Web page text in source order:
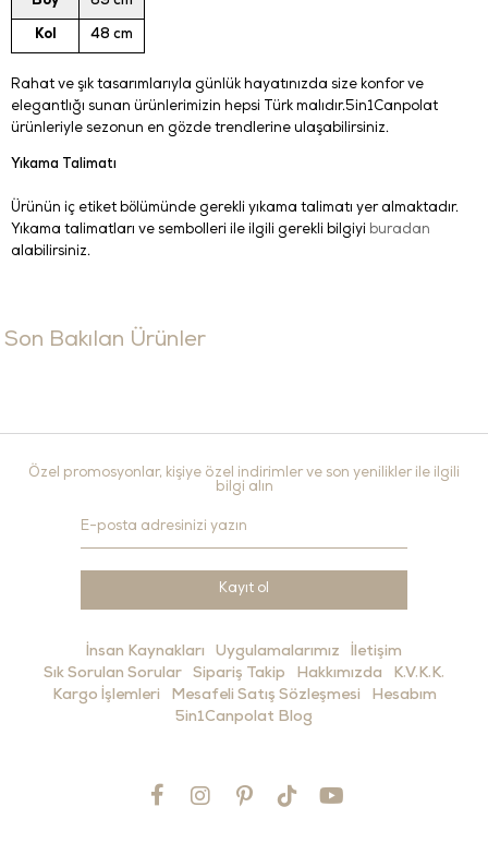
Kol 48 cm
Rahat ve şık tasarımlarıyla günlük hayatınızda size konfor ve
elegantlığı sunan ürünlerimizin hepsi Türk malıdır.5in1Canpolat
ürünleriyle sezonun en gözde trendlerine ulaşabilirsiniz.
Yıkama Talimatı
Ürünün iç etiket bölümünde gerekli yıkama talimatı yer almaktadır.
Yıkama talimatları ve sembolleri ile ilgili gerekli bilgiyi buradan
alabilirsiniz.
Son Bakılan Ürünler
Özel promosyonlar, kişiye özel indirimler ve son yenilikler ile ilgili
bilgi alın
Kayıt ol
İnsan Kaynakları Uygulamalarımız
İletişim
Sık Sorulan Sorular
Sipariş Takip Hakkımızda
K.V.K.K.
Kargo İşlemleri
Mesafeli Satış Sözleşmesi
Hesabım
5in1Canpolat Blog